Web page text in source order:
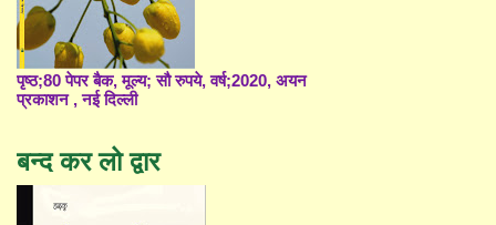
पृष्ठ;80 पेपर बैक, मूल्य; सौ रुपये, वर्ष;2020, अयन
प्रकाशन , नई दिल्ली
बन्द कर लो द्वार